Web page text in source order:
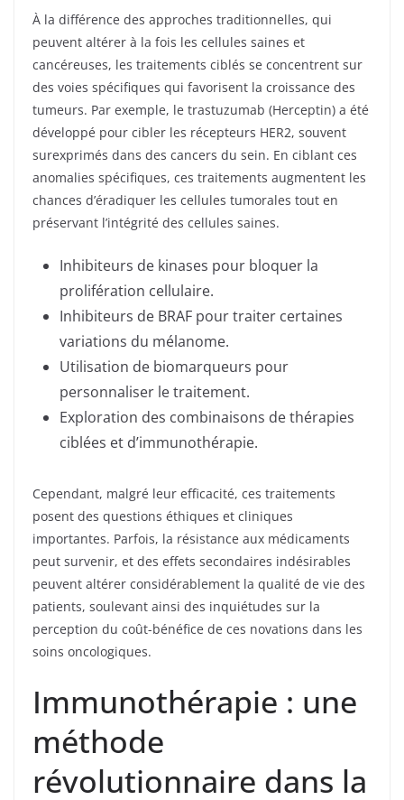
À la différence des approches traditionnelles, qui
peuvent altérer à la fois les cellules saines et
cancéreuses, les traitements ciblés se concentrent sur
des voies spécifiques qui favorisent la croissance des
tumeurs. Par exemple, le trastuzumab (Herceptin) a été
développé pour cibler les récepteurs HER2, souvent
surexprimés dans des cancers du sein. En ciblant ces
anomalies spécifiques, ces traitements augmentent les
chances d’éradiquer les cellules tumorales tout en
préservant l’intégrité des cellules saines.
Inhibiteurs de kinases pour bloquer la
prolifération cellulaire.
Inhibiteurs de BRAF pour traiter certaines
variations du mélanome.
Utilisation de biomarqueurs pour
personnaliser le traitement.
Exploration des combinaisons de thérapies
ciblées et d’immunothérapie.
Cependant, malgré leur efficacité, ces traitements
posent des questions éthiques et cliniques
importantes. Parfois, la résistance aux médicaments
peut survenir, et des effets secondaires indésirables
peuvent altérer considérablement la qualité de vie des
patients, soulevant ainsi des inquiétudes sur la
perception du coût-bénéfice de ces novations dans les
soins oncologiques.
Immunothérapie : une
méthode
révolutionnaire dans la